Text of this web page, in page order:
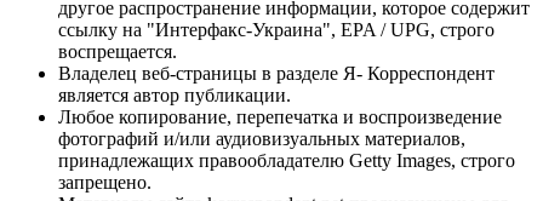
другое распространение информации, которое содержит
ссылку на "Интерфакс-Украина", EPA / UPG, строго
воспрещается.
Владелец веб-страницы в разделе Я- Корреспондент
является автор публикации.
Любое копирование, перепечатка и воспроизведение
фотографий и/или аудиовизуальных материалов,
принадлежащих правообладателю Getty Images, строго
запрещено.